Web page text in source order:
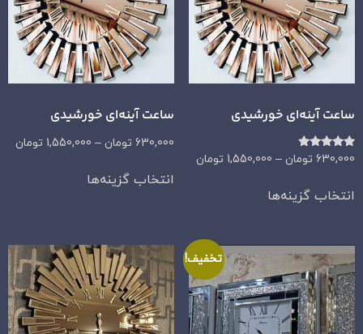
ساعت آینه‌ای خورشیدی
امتیاز
5.00
630,000 تومان –
1,550,000 تومان
انتخاب گزینه‌ها
ساعت آینه‌ای خورشیدی
630,000 تومان –
1,550,000 تومان
انتخاب گزینه‌ها
تخفیف!